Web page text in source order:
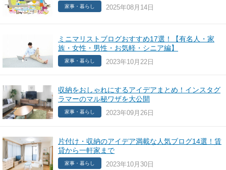
家事・暮らし 2025年08月14日
ミニマリストブログおすすめ17選！【有名人・家
族・女性・男性・お気軽・シニア編】
家事・暮らし 2023年10月22日
収納をおしゃれにするアイデアまとめ！インスタグ
ラマーのマル秘ワザを大公開
家事・暮らし 2023年09月26日
片付け・収納のアイデア満載な人気ブログ14選！賃
貸から一軒家まで
家事・暮らし 2023年10月30日